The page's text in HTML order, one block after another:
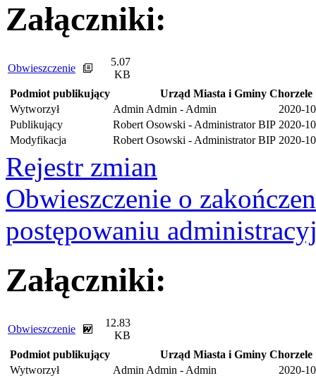
Załączniki:
Obwieszczenie
5.07
KB
Podmiot publikujący
Urząd Miasta i Gminy Chorzele
Wytworzył
Admin Admin - Admin
2020-
Publikujący
Robert Osowski - Administrator BIP 2020-
Modyfikacja
Robert Osowski - Administrator BIP 2020-
Rejestr zmian
Obwieszczenie o
postępowaniu
Załączniki:
Obwieszczenie
12.83
KB
Podmiot publikujący
Urząd Miasta i Gminy Chorzele
Wytworzył
Admin Admin - Admin
2020-